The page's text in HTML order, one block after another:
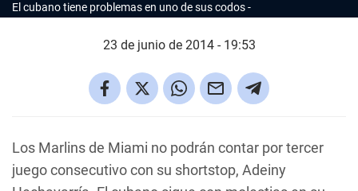
El cubano tiene problemas en uno de sus codos
23 de junio de 2014 - 19:53
Los Marlins de Miami no podrán contar por tercer
juego consecutivo con su shortstop, Adeiny